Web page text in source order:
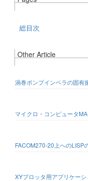
総目次
Other Article
渦巻ポンプインペラの固有
マイクロ・コンピュータ
FACOM270-20上へのLISP
XYプロッタ用アプリケー